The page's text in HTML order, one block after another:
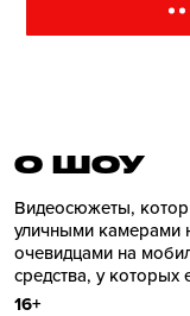
О ШОУ
Видеосюжеты,
уличными камерами
очевидцами на
средства, у которых
16+